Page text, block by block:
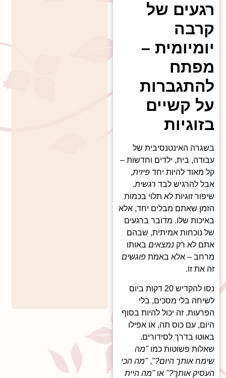
רגעים של
קרבה
יומיומית –
מפתח
להתגברות
על קשיים
בזוגיות
בשגרה האינטנסיבית של
עבודה, בית, ילדים וחדשות –
קל מאוד להיות יחדפיזית,
אבל להרגיש לבד רגשית.
שיפור זוגיות לא תלוי בכמות
הזמן שאתם מבלים יחד, אלא
באיכות שלו. מדובר ברגעים
של נוכחות אמיתית, שבהם
אתם לא רקנמצאים באותו
מרחב – אלא באמתפוגשים
זה את זו.
נסו להקדיש 20 דקות ביום
לשיחה בלי מסכים, בלי
הפרעות. זה יכול להיות בסוף
היום, עם כוס תה, או אפילו
באוטו בדרך לסידורים.
שאלות פשוטות כמו"מה
שימח אותך היום?","מה הכי
העסיק אותך?" או"מה היית